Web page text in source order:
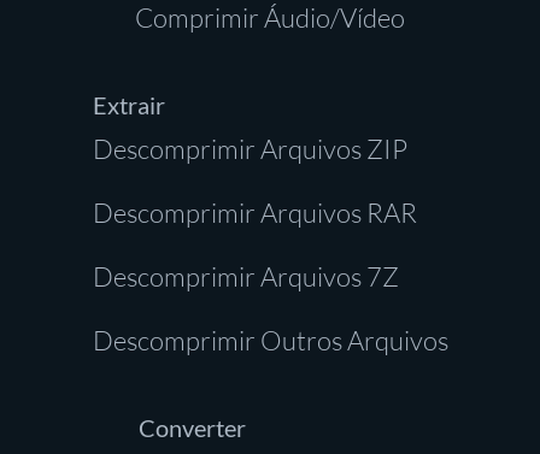
Comprimir Áudio/Vídeo
Extrair
Descomprimir Arquivos ZIP
Descomprimir Arquivos RAR
Descomprimir Arquivos 7Z
Descomprimir Outros Arquivos
Converter